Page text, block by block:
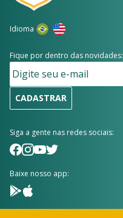
Idioma
Fique por dentro das novidades:
CADASTRAR
Siga a gente nas redes sociais:
Baixe nosso app: